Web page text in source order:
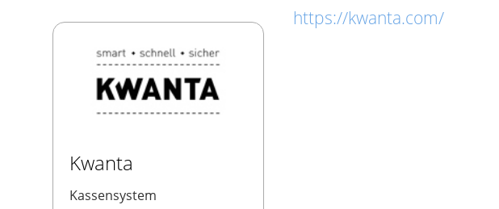
Kwanta
Kassensystem
https://kwanta.com/